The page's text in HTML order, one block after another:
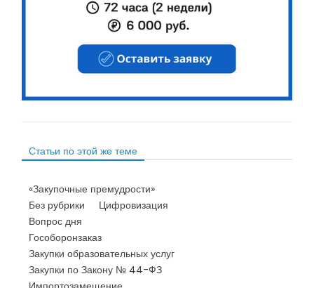
Статьи по этой же теме
«Закупочные премудрости»
Без рубрики
Цифровизация
Вопрос дня
Гособоронзаказ
Закупки образовательных услуг
Закупки по Закону № 44-ФЗ